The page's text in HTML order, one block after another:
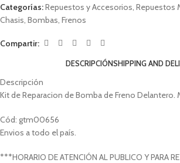
Categorías:Repuestos y Accesorios, Repuestos
Chasis, Bombas, Frenos
Compartir:
DESCRIPCIÓNSHIPPING AND
Descripción
Kit de Reparacion de Bomba de Freno Delantero.
Cód: gtm00656
Envios a todo el país.
***HORARIO DE ATENCIÓN AL PUBLICO Y PARA